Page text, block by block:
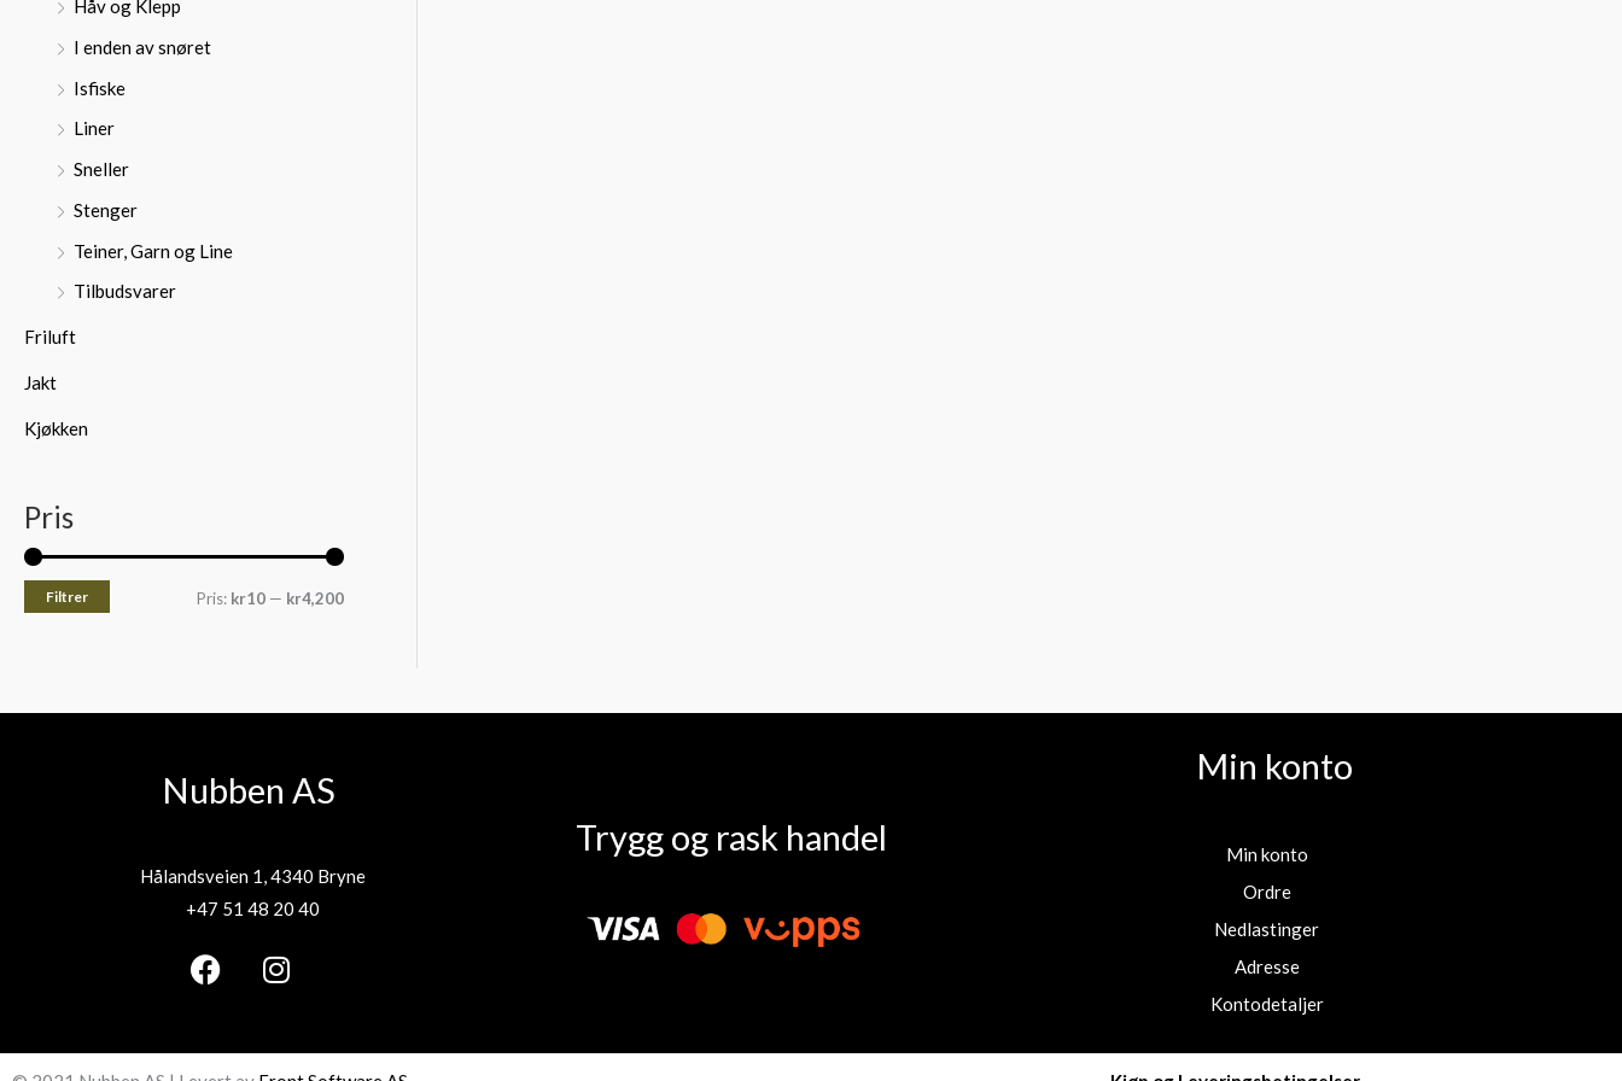
Håv og Klepp
I enden av snøret
Isfiske
Liner
Sneller
Stenger
Teiner, Garn og Line
Tilbudsvarer
Friluft
Jakt
Kjøkken
Pris
Filtrer Pris: kr10 — kr4,200
Nubben AS
Hålandsveien 1, 4340 Bryne
+47 51 48 20 40
F
c
I
s
Trygg og rask handel
Min konto
Min konto
Ordre
Nedlastinger
Adresse
Kontodetaljer